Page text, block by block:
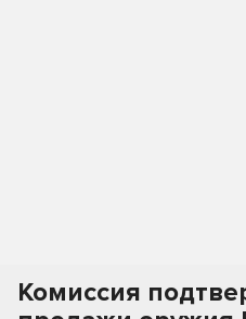
Комиссия